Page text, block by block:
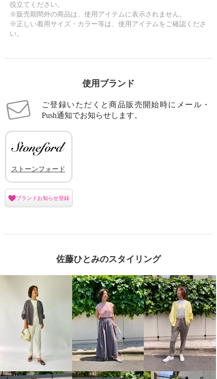
役立てください。
※販売期間外の商品は、使用アイテムに表示されません。
※正しい着用サイズ・カラー等は、使用アイテムをご確認くださ
い。
使用ブランド
ご登録いただくと商品販売開始時にメール・
Push通知でお知らせします。
ストーンフォード
ブランドお知らせ登録
佐藤ひとみのスタイリング